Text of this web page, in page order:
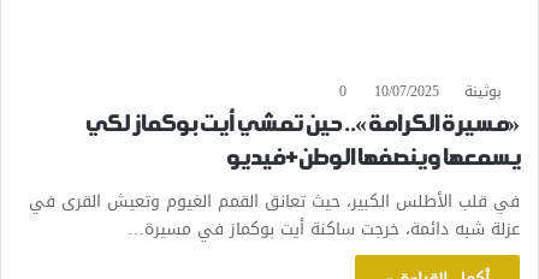
بوثينة 10/07/2025
0
«مسيرة الكرامة».. حين تمشي أيت بوكماز لكي
يسمعها وينصفها الوطن+فيديو
في قلب الأطلس الكبير، حيث تعانق القمم الغيوم وتعيش القرى في
عزلة شبه دائمة، خرجت ساكنة أيت بوكماز في مسيرة…